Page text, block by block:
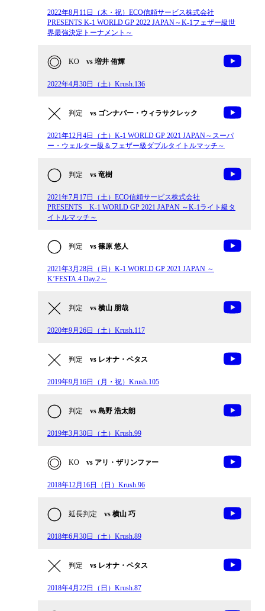
2022年8月11日（木・祝）ECO信頼サービス株式会社
PRESENTS K-1 WORLD GP 2022 JAPAN～K-1フェザー級世
界最強決定トーナメント～
KO vs 増井 侑輝
2022年4月30日（土）Krush.136
判定 vs ゴンナパー・ウィラサクレック
2021年12月4日（土）K-1 WORLD GP 2021 JAPAN～スーパ
ー・ウェルター級＆フェザー級ダブルタイトルマッチ～
判定 vs 竜樹
2021年7月17日（土）ECO信頼サービス株式会社
PRESENTS K-1 WORLD GP 2021 JAPAN ～K-1ライト級タ
イトルマッチ～
判定 vs 篠原 悠人
2021年3月28日（日）K-1 WORLD GP 2021 JAPAN ～
K’FESTA.4 Day.2～
判定 vs 横山 朋哉
2020年9月26日（土）Krush.117
判定 vs レオナ・ペタス
2019年9月16日（月・祝）Krush.105
判定 vs 島野 浩太朗
2019年3月30日（土）Krush.99
KO vs アリ・ザリンファー
2018年12月16日（日）Krush.96
延長判定 vs 横山 巧
2018年6月30日（土）Krush.89
判定 vs レオナ・ペタス
2018年4月22日（日）Krush.87